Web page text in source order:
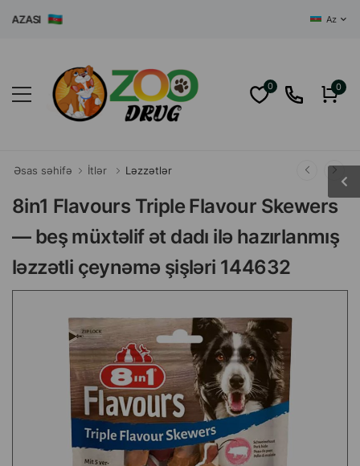
Az
0 0
Əsas səhifə İtlər Ləzzətlər
8in1 Flavours Triple Flavour Skewers
— beş müxtəlif ət dadı ilə hazırlanmış
ləzzətli çeynəmə şişləri 144632